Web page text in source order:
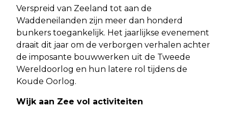
Verspreid van Zeeland tot aan de
Waddeneilanden zijn meer dan honderd
bunkers toegankelijk. Het jaarlijkse evenement
draait dit jaar om de verborgen verhalen achter
de imposante bouwwerken uit de Tweede
Wereldoorlog en hun latere rol tijdens de
Koude Oorlog.
Wijk aan Zee vol activiteiten